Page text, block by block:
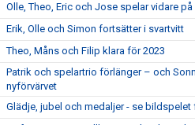
Olle, Theo, Eric och Jose spelar vidare
Erik, Olle och Simon fortsätter i svartvitt
Theo, Måns och Filip klara för 2023
Patrik och spelartrio förlänger – och
nyförvärvet
Glädje, jubel och medaljer - se bildspelet